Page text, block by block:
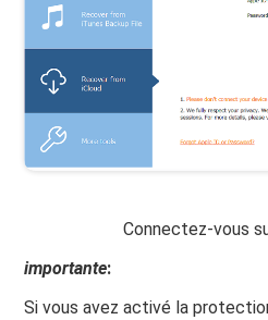
Connectez-vous
importante:
Si vous avez activé la